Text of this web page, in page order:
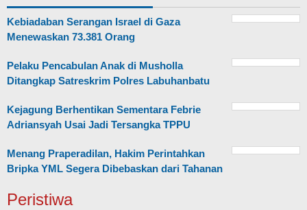
Kebiadaban Serangan Israel di Gaza
Menewaskan 73.381 Orang
Pelaku Pencabulan Anak di Musholla
Ditangkap Satreskrim Polres Labuhanbatu
Kejagung Berhentikan Sementara Febrie
Adriansyah Usai Jadi Tersangka TPPU
Menang Praperadilan, Hakim Perintahkan
Bripka YML Segera Dibebaskan dari Tahanan
Peristiwa